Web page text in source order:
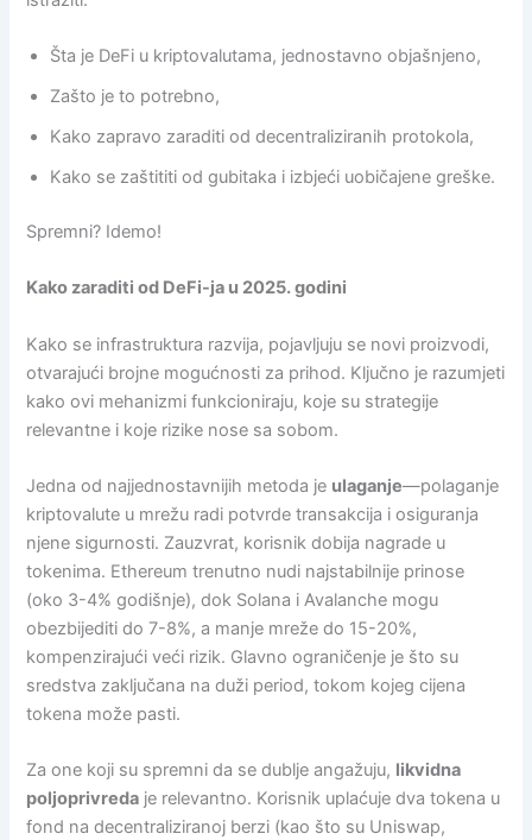
Šta je DeFi u kriptovalutama, jednostavno objašnjeno,
Zašto je to potrebno,
Kako zapravo zaraditi od decentraliziranih protokola,
Kako se zaštititi od gubitaka i izbjeći uobičajene greške.
Spremni? Idemo!
Kako zaraditi od DeFi-ja u 2025. godini
Kako se infrastruktura razvija, pojavljuju se novi proizvodi,
otvarajući brojne mogućnosti za prihod. Ključno je razumjeti
kako ovi mehanizmi funkcioniraju, koje su strategije
relevantne i koje rizike nose sa sobom.
Jedna od najjednostavnijih metoda je ulaganje—polaganje
kriptovalute u mrežu radi potvrde transakcija i osiguranja
njene sigurnosti. Zauzvrat, korisnik dobija nagrade u
tokenima. Ethereum trenutno nudi najstabilnije prinose
(oko 3-4% godišnje), dok Solana i Avalanche mogu
obezbijediti do 7-8%, a manje mreže do 15-20%,
kompenzirajući veći rizik. Glavno ograničenje je što su
sredstva zaključana na duži period, tokom kojeg cijena
tokena može pasti.
Za one koji su spremni da se dublje angažuju, likvidna
poljoprivreda je relevantno. Korisnik uplaćuje dva tokena u
fond na decentraliziranoj berzi (kao što su Uniswap,